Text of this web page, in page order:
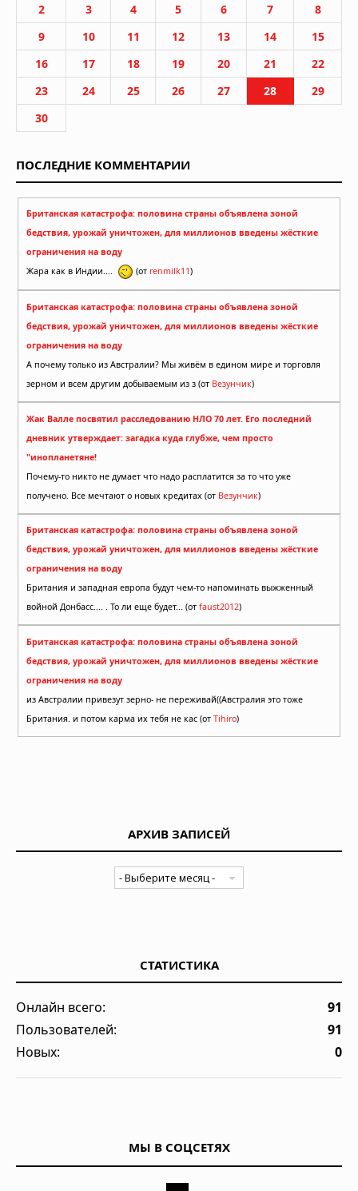
2
3 4 5 6 7
8
9
10 11 12 13 14
15
16
17 18 19 20 21
22
23
24 25 26 27 28
29
30
ПОСЛЕДНИЕ КОММЕНТАРИИ
Британская катастрофа: половина страны объявлена зоной
бедствия, урожай уничтожен, для миллионов введены жёсткие
ограничения на воду
Жара как в Индии....
(от renmilk11)
Британская катастрофа: половина страны объявлена зоной
бедствия, урожай уничтожен, для миллионов введены жёсткие
ограничения на воду
А почему только из Австралии? Мы живём в едином мире и торговля
зерном и всем другим добываемым из з (от Везунчик)
Жак Валле посвятил расследованию НЛО 70 лет. Его последний
дневник утверждает: загадка куда глубже, чем просто
"инопланетяне!
Почему-то никто не думает что надо расплатится за то что уже
получено. Все мечтают о новых кредитах (от Везунчик)
Британская катастрофа: половина страны объявлена зоной
бедствия, урожай уничтожен, для миллионов введены жёсткие
ограничения на воду
Британия и западная европа будут чем-то напоминать выжженный
войной Донбасс.... . То ли еще будет... (от faust2012)
Британская катастрофа: половина страны объявлена зоной
бедствия, урожай уничтожен, для миллионов введены жёсткие
ограничения на воду
из Австралии привезут зерно- не переживай((Австралия это тоже
Британия. и потом карма их тебя не кас (от Tihiro)
АРХИВ ЗАПИСЕЙ
СТАТИСТИКА
Онлайн всего:
91
Пользователей:
91
Новых:
0
МЫ В СОЦСЕТЯХ